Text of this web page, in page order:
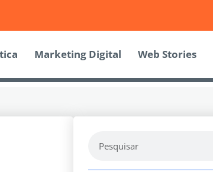
Marketing Digital Web Stories